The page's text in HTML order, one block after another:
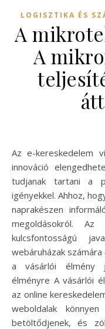
LOGISZTIKA ÉS
A
A
Az e-kereskedelem világában a folyamatos fejlődés és
innováció
tudjanak tartani a
igényekkel. Ahhoz,
naprakészen
megoldásokról. Az
kulcsfontosságú
webáruházak
a vásárlói élmény
élményre A vásárlói
az online
weboldalak
betöltődjenek, és